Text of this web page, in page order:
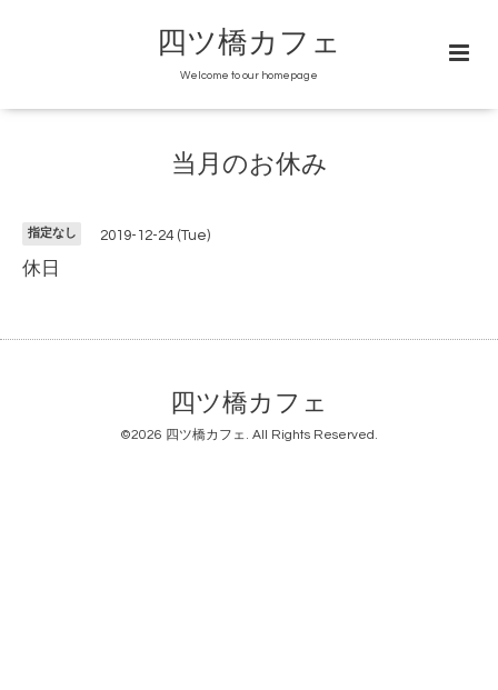
四ツ橋カフェ
Welcome to our homepage
当月のお休み
指定なし 2019-12-24 (Tue)
休日
四ツ橋カフェ
©2026 四ツ橋カフェ. All Rights Reserved.